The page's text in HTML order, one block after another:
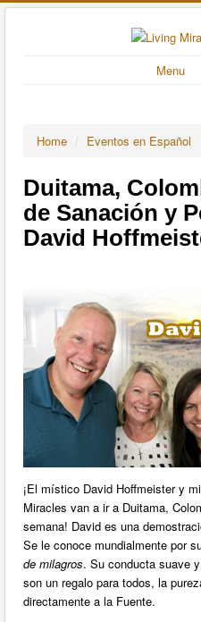
Menu
Home / Eventos en Español
Duitama,
de Sanación y
David
¡El místico David Hoffmeister y
Miracles van a ir a Duitama,
semana! David es una
Se le conoce mundialmente por
de milagros. Su conducta suave
son un regalo para todos, la
directamente a la Fuente.